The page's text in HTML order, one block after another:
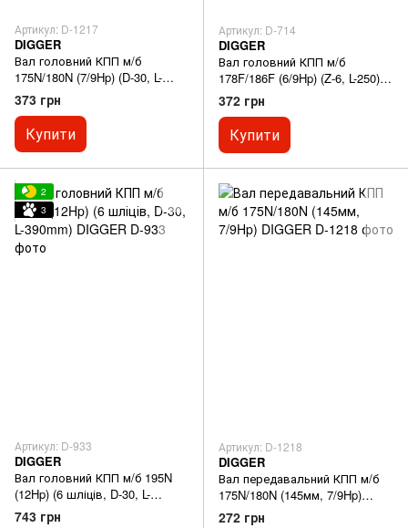
Артикул: D-1217
DIGGER
Вал головний КПП м/б
175N/180N (7/9Hp) (D-30, L-
325mm, mod:101-2, + вал
відбору мощ.) DIGGER
373 грн
Купити
Артикул: D-714
DIGGER
Вал головний КПП м/б
178F/186F (6/9Hp) (Z-6, L-250)
DIGGER
372 грн
Купити
2
3
Артикул: D-933
DIGGER
Вал головний КПП м/б 195N
(12Hp) (6 шліців, D-30, L-
390mm) DIGGER
743 грн
Артикул: D-1218
DIGGER
Вал передавальний КПП м/б
175N/180N (145мм, 7/9Hp)
DIGGER
272 грн